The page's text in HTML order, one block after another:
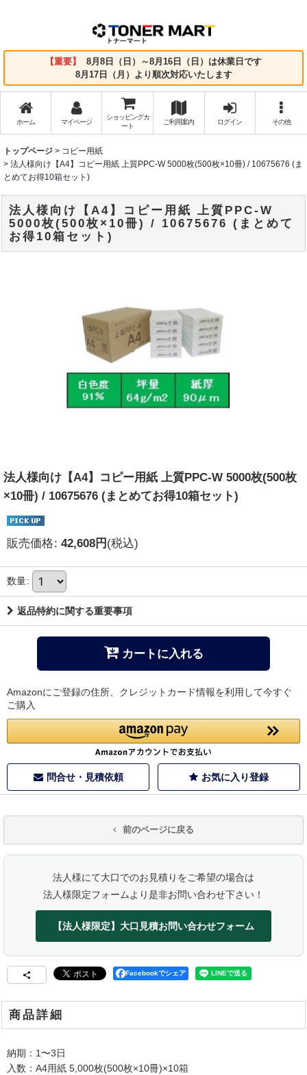
【重要】
8月8日（日）～8月16日（日）は休業日です
8月17日（月）より順次対応いたします
ホーム マイページ
ショッピングカ
ート
ご利用案内 ログイン その他
トップページ > コピー用紙
> 法人様向け【A4】コピー用紙 上質PPC-W 5000枚(500枚×10冊) / 10675676 (ま
とめてお得10箱セット)
法人様向け【A4】コピー用紙 上質PPC-W
5000枚(500枚×10冊) / 10675676 (まとめて
お得10箱セット)
法人様向け【A4】コピー用紙 上質PPC-W 5000枚(500枚
×10冊) / 10675676 (まとめてお得10箱セット)
販売価格: 42,608円 (税込)
数量:
返品特約に関する重要事項
カートに入れる
Amazonにご登録の住所、クレジットカード情報を利用して今すぐ
ご購入
問合せ・見積依頼 お気に入り登録
前のページに戻る
法人様にて大口でのお見積りをご希望の場合は
法人様限定フォームより是非お問い合わせ下さい！
【法人様限定】大口見積お問い合わせフォーム
Facebookでシェア
商品詳細
納期：1〜3日
入数：A4用紙 5,000枚(500枚×10冊)×10箱